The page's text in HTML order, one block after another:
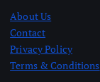
About Us
Contact
Privacy Policy
Terms & Conditions